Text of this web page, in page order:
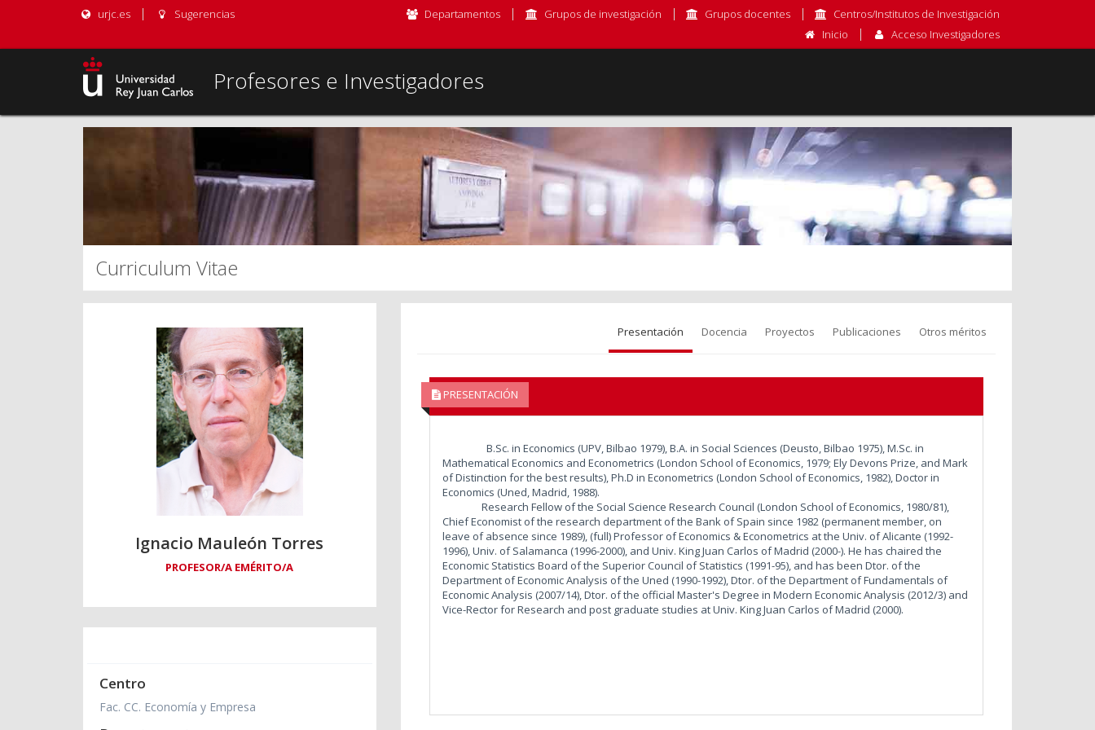
urjc.es Sugerencias Departamentos Grupos de investigación Grupos docentes
Centros/Institutos de Investigación
Inicio
Acceso Investigadores
Profesores e Investigadores
Curriculum Vitae
Ignacio Mauleón Torres
PROFESOR/A EMÉRITO/A
Centro
Fac. CC. Economía y Empresa
Presentación Docencia Proyectos Publicaciones Otros méritos
PRESENTACIÓN
B.Sc. in Economics (UPV, Bilbao 1979), B.A. in Social Sciences (Deusto, Bilbao 1975), M.Sc. in
Mathematical Economics and Econometrics (London School of Economics, 1979; Ely Devons Prize, and Mark
of Distinction for the best results), Ph.D in Econometrics (London School of Economics, 1982), Doctor in
Economics (Uned, Madrid, 1988).
Research Fellow of the Social Science Research Council (London School of Economics, 1980/81),
Chief Economist of the research department of the Bank of Spain since 1982 (permanent member, on
leave of absence since 1989), (full) Professor of Economics & Econometrics at the Univ. of Alicante (1992-
1996), Univ. of Salamanca (1996-2000), and Univ. King Juan Carlos of Madrid (2000-). He has chaired the
Economic Statistics Board of the Superior Council of Statistics (1991-95), and has been Dtor. of the
Department of Economic Analysis of the Uned (1990-1992), Dtor. of the Department of Fundamentals of
Economic Analysis (2007/14), Dtor. of the official Master's Degree in Modern Economic Analysis (2012/3) and
Vice-Rector for Research and post graduate studies at Univ. King Juan Carlos of Madrid (2000).